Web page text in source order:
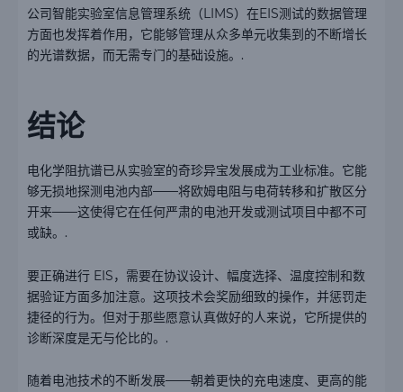
公司智能实验室信息管理系统（LIMS）在EIS测试的数据管理
方面也发挥着作用，它能够管理从众多单元收集到的不断增长
的光谱数据，而无需专门的基础设施。.
结论
电化学阻抗谱已从实验室的奇珍异宝发展成为工业标准。它能
够无损地探测电池内部——将欧姆电阻与电荷转移和扩散区分
开来——这使得它在任何严肃的电池开发或测试项目中都不可
或缺。.
要正确进行 EIS，需要在协议设计、幅度选择、温度控制和数
据验证方面多加注意。这项技术会奖励细致的操作，并惩罚走
捷径的行为。但对于那些愿意认真做好的人来说，它所提供的
诊断深度是无与伦比的。.
随着电池技术的不断发展——朝着更快的充电速度、更高的能